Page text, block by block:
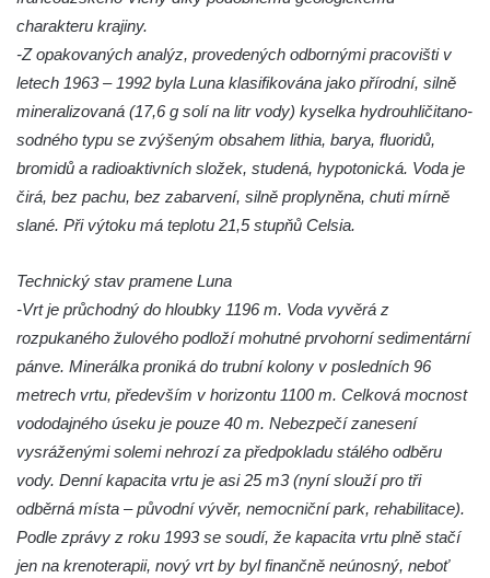
Pramen Tří Svatých u Zákup
Pramen Svatého Kříže u křížové cesty v
Kamenickém Šenově
Sirný pramen v Lužických horách
Hadí pramen
Englův pramen u Vlčí Hory
Maxov
charakteru krajiny.
-Z opakovaných analýz, provedených odbornými pracovišti v
letech 1963 – 1992 byla Luna klasifikována jako přírodní, silně
mineralizovaná (17,6 g solí na litr vody) kyselka hydrouhličitano-
sodného typu se zvýšeným obsahem lithia, barya, fluoridů,
bromidů a radioaktivních složek, studená, hypotonická. Voda je
čirá, bez pachu, bez zabarvení, silně proplyněna, chuti mírně
slané. Při výtoku má teplotu 21,5 stupňů Celsia.
Technický stav pramene Luna
-Vrt je průchodný do hloubky 1196 m. Voda vyvěrá z
rozpukaného žulového podloží mohutné prvohorní sedimentární
pánve. Minerálka proniká do trubní kolony v posledních 96
metrech vrtu, především v horizontu 1100 m. Celková mocnost
vododajného úseku je pouze 40 m. Nebezpečí zanesení
vysráženými solemi nehrozí za předpokladu stálého odběru
vody. Denní kapacita vrtu je asi 25 m3 (nyní slouží pro tři
odběrná místa – původní vývěr, nemocniční park, rehabilitace).
Podle zprávy z roku 1993 se soudí, že kapacita vrtu plně stačí
jen na krenoterapii, nový vrt by byl finančně neúnosný, neboť